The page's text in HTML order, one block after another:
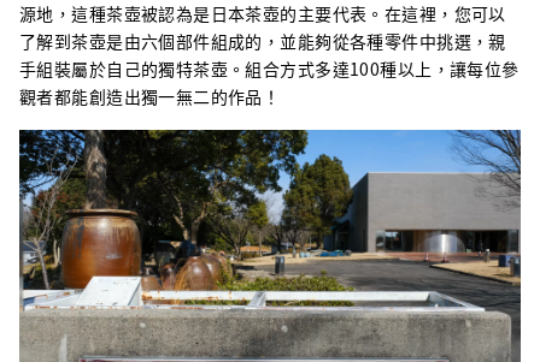
源地，這種茶壺被認為是日本茶壺的主要代表。在這裡，您可以
了解到茶壺是由六個部件組成的，並能夠從各種零件中挑選，親
手組裝屬於自己的獨特茶壺。組合方式多達100種以上，讓每位參
觀者都能創造出獨一無二的作品！